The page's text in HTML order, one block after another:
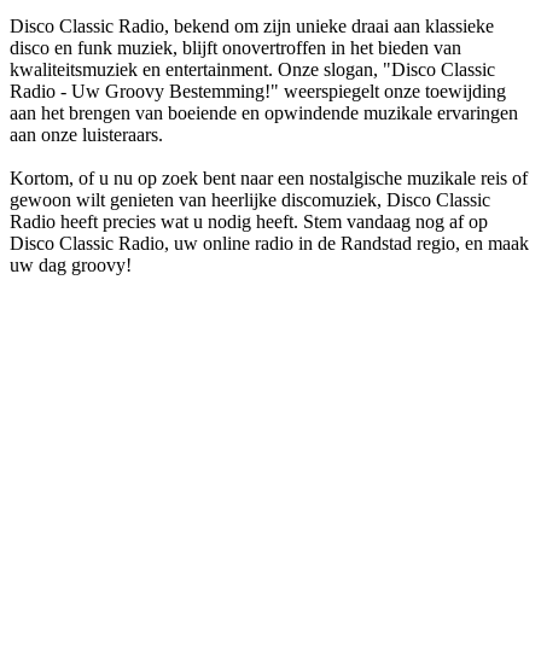
Disco Classic Radio, bekend om zijn unieke draai aan klassieke
disco en funk muziek, blijft onovertroffen in het bieden van
kwaliteitsmuziek en entertainment. Onze slogan, "Disco Classic
Radio - Uw Groovy Bestemming!" weerspiegelt onze toewijding
aan het brengen van boeiende en opwindende muzikale ervaringen
aan onze luisteraars.
Kortom, of u nu op zoek bent naar een nostalgische muzikale reis of
gewoon wilt genieten van heerlijke discomuziek, Disco Classic
Radio heeft precies wat u nodig heeft. Stem vandaag nog af op
Disco Classic Radio, uw online radio in de Randstad regio, en maak
uw dag groovy!